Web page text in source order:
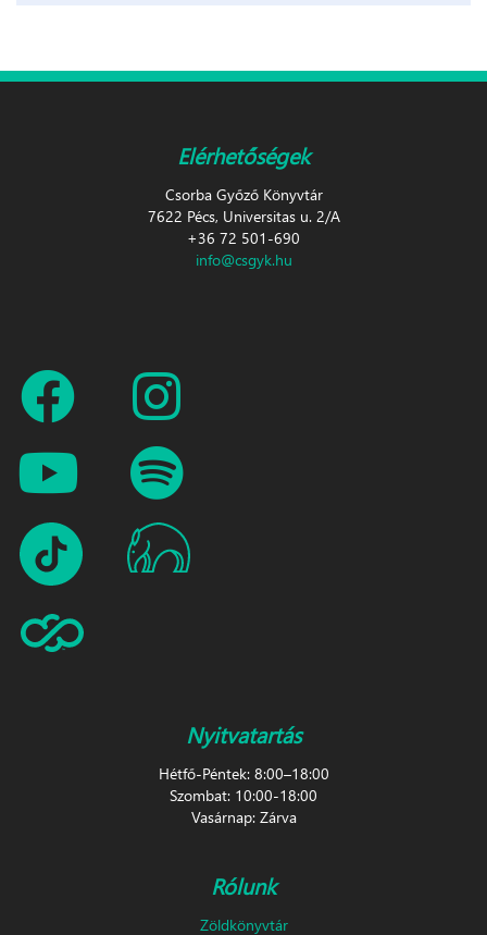
Elérhetőségek
Csorba Győző Könyvtár
7622 Pécs, Universitas u. 2/A
+36 72 501-690
info@csgyk.hu
Nyitvatartás
Hétfő-Péntek: 8:00–18:00
Szombat: 10:00-18:00
Vasárnap: Zárva
Rólunk
Zöldkönyvtár